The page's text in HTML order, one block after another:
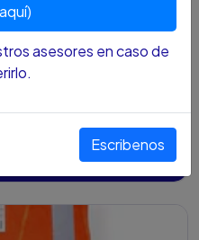
asesores en caso de
Escribenos